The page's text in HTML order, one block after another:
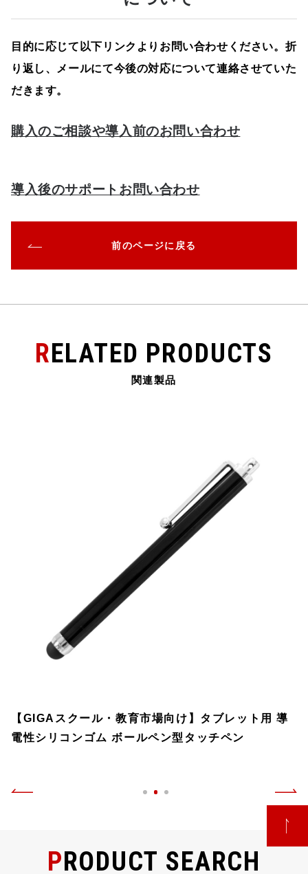
目的に応じて以下リンクよりお問い合わせください。折
り返し、メールにて今後の対応について連絡させていた
だきます。
購入のご相談や導入前のお問い合わせ
導入後のサポートお問い合わせ
前のページに戻る
RELATED PRODUCTS
関連製品
【GIGAスクール・教育市場向け】タブレット用 導
電性シリコンゴム ボールペン型タッチペン
PRODUCT SEARCH